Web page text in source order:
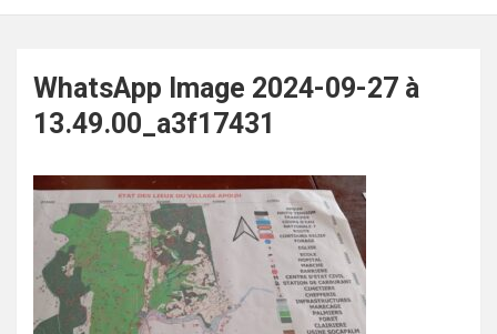
WhatsApp Image 2024-09-27 à
13.49.00_a3f17431